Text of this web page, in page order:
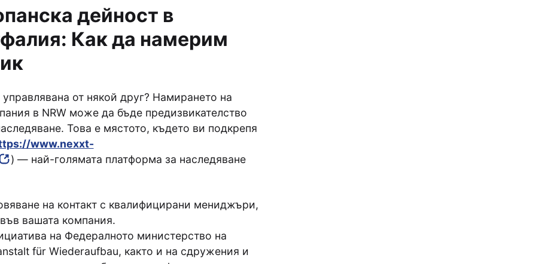
дейност в
Как да намерим
от някой друг? Намирането на
в NRW може да бъде предизвикателство
Това е мястото, където ви подкрепя
www.nexxt-
) — най-голямата платформа за наследяване
на контакт с квалифицирани мениджъри,
вашата компания.
на Федералното министерство на
für Wiederaufbau, както и на сдружения и